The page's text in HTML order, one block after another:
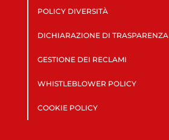
POLICY DIVERSITÀ
DICHIARAZIONE DI TRASPARENZA
GESTIONE DEI RECLAMI
WHISTLEBLOWER POLICY
COOKIE POLICY